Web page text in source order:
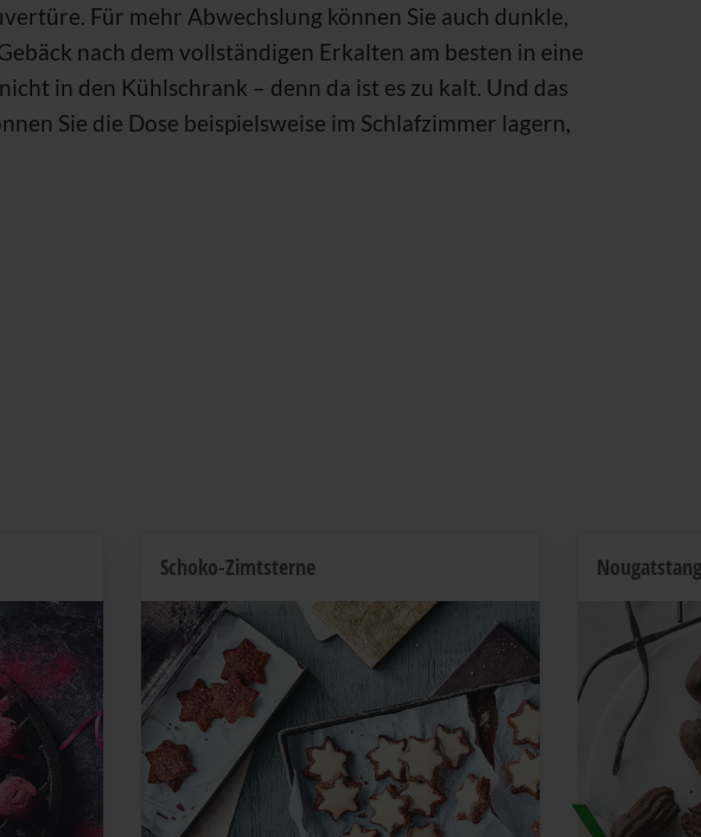
Für mehr Abwechslung können Sie auch dunkle,
nach dem vollständigen Erkalten am besten in eine
in den Kühlschrank – denn da ist es zu kalt. Und das
Sie die Dose beispielsweise im Schlafzimmer lagern,
Schoko-Zimtsterne